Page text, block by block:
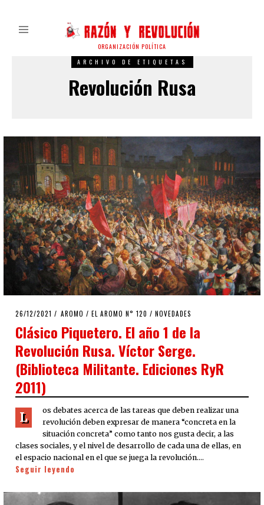
ORGANIZACIÓN POLÍTICA
ARCHIVO DE ETIQUETAS
Revolución Rusa
POSTED
26/12/2021 26/12/2021
AROMO / EL AROMO N° 120 / NOVEDADES
Clásico Piquetero. El año 1 de la
Revolución Rusa. Víctor Serge.
(Biblioteca Militante. Ediciones RyR
2011)
L
os debates acerca de las tareas que deben realizar una
revolución deben expresar de manera “concreta en la
situación concreta” como tanto nos gusta decir, a las
clases sociales, y el nivel de desarrollo de cada una de ellas, en
el espacio nacional en el que se juega la revolución.…
Seguir leyendo